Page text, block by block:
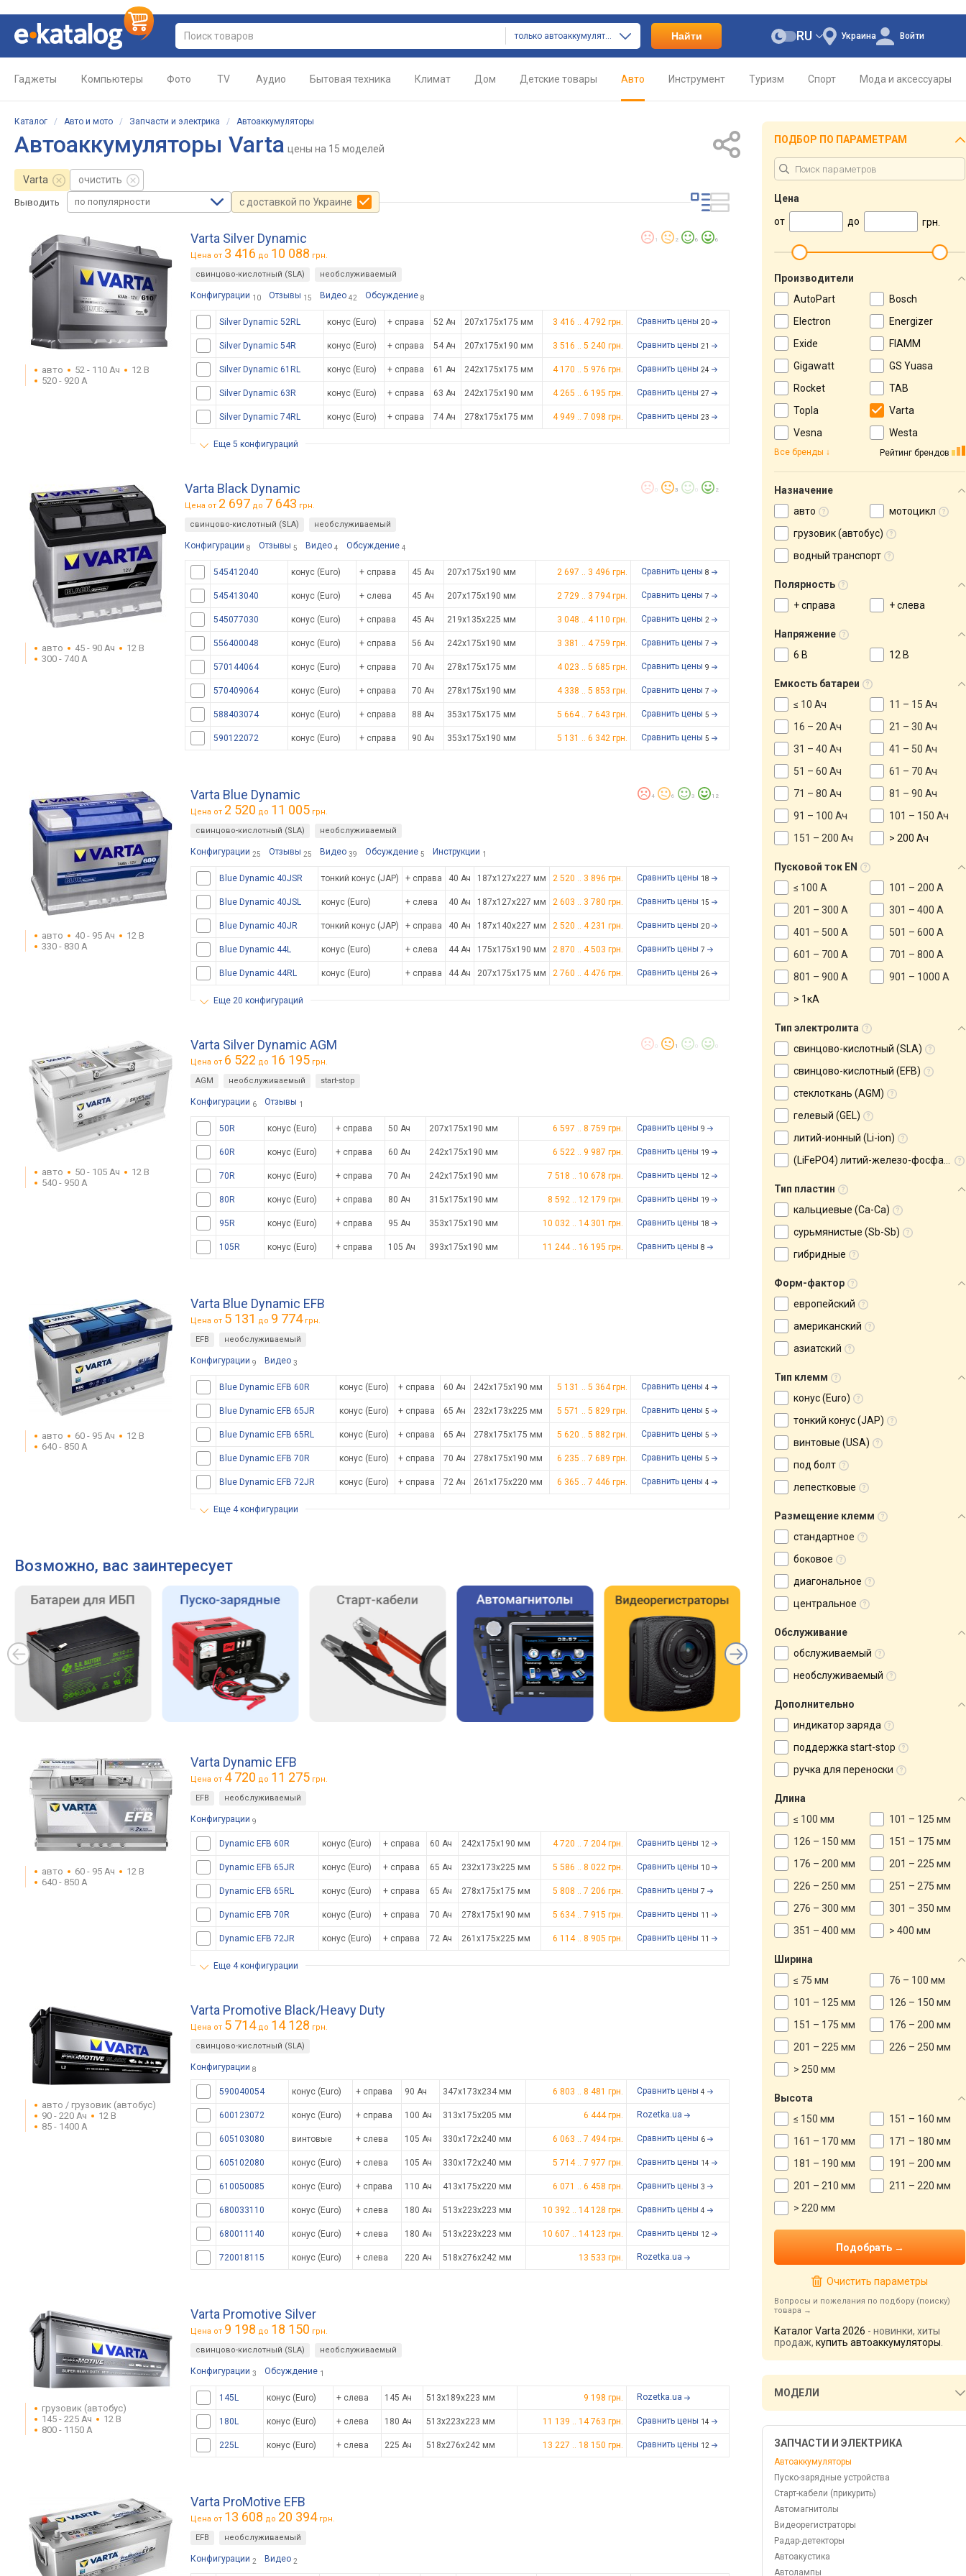
только автоаккумуляторы Найти Украина
RU Войти
Гаджеты Компьютеры Фото TV Аудио Бытовая техника Климат Дом Детские товары Авто Инструмент Туризм Спорт Мода и аксессуары
Каталог / Авто и мото / Запчасти и электрика / Автоаккумуляторы
Автоаккумуляторы Varta цены на 15 моделей
Varta очистить
Выводить по популярности с доставкой по Украине
авто 52 - 110 Ач
12 В
520 - 920 А
Varta Silver Dynamic
Цена от 3 416 до 10 088 грн.
1 2 6 6
свинцово-кислотный (SLA) необслуживаемый
Конфигурации 10 Отзывы 15 Видео 42 Обсуждение 8
Silver Dynamic 52RL конус (Euro) + справа 52 Ач 207x175x175 мм 3 416 .. 4 792 грн. Сравнить цены 20
Silver Dynamic 54R конус (Euro) + справа 54 Ач 207x175x190 мм 3 516 .. 5 240 грн. Сравнить цены 21
Silver Dynamic 61RL конус (Euro) + справа 61 Ач 242x175x175 мм 4 170 .. 5 976 грн. Сравнить цены 24
Silver Dynamic 63R конус (Euro) + справа 63 Ач 242x175x190 мм 4 265 .. 6 195 грн. Сравнить цены 27
Silver Dynamic 74RL конус (Euro) + справа 74 Ач 278x175x175 мм 4 949 .. 7 098 грн. Сравнить цены 23
еще 5 конфигураций
авто 45 - 90 Ач
12 В
300 - 740 А
Varta Black Dynamic
Цена от 2 697 до 7 643 грн.
3 2
свинцово-кислотный (SLA) необслуживаемый
Конфигурации 8 Отзывы 5 Видео 4 Обсуждение 4
545412040 конус (Euro) + справа 45 Ач 207x175x190 мм 2 697 .. 3 496 грн. Сравнить цены 8
545413040 конус (Euro) + слева 45 Ач 207x175x190 мм 2 729 .. 3 794грн. Сравнить цены 7
545077030 конус (Euro) + справа 45 Ач 219x135x225 мм 3 048 .. 4 110 грн. Сравнить цены 2
556400048 конус (Euro) + справа 56 Ач 242x175x190 мм 3 381 .. 4 759 грн. Сравнить цены 7
570144064 конус (Euro) + справа 70 Ач 278x175x175 мм 4 023 .. 5 685 грн. Сравнить цены 9
570409064 конус (Euro) + справа 70 Ач 278x175x190 мм 4 338 .. 5 853 грн. Сравнить цены 7
588403074 конус (Euro) + справа 88 Ач 353x175x175 мм 5 664 .. 7 643 грн. Сравнить цены 5
590122072 конус (Euro) + справа 90 Ач 353x175x190 мм 5 131 .. 6 342 грн. Сравнить цены 5
авто 40 - 95 Ач
12 В
330 - 830 А
Varta Blue Dynamic
Цена от 2 520 до 11 005 грн.
4 6 3 12
свинцово-кислотный (SLA) необслуживаемый
Конфигурации 25 Отзывы 25 Видео 39 Обсуждение 5 Инструкции 1
Blue Dynamic 40JSR тонкий конус (JAP) + справа 40 Ач 187x127x227 мм 2 520 .. 3 896 грн. Сравнить цены 18
Blue Dynamic 40JSL конус (Euro) + слева 40 Ач 187x127x227 мм 2 603 .. 3 780 грн. Сравнить цены 15
Blue Dynamic 40JR тонкий конус (JAP) + справа 40 Ач 187x140x227 мм 2 520 .. 4 231 грн. Сравнить цены 20
Blue Dynamic 44L конус (Euro) + слева 44 Ач 175x175x190 мм 2 870 .. 4 503 грн. Сравнить цены 7
Blue Dynamic 44RL конус (Euro) + справа 44 Ач 207x175x175 мм 2 760 .. 4 476 грн. Сравнить цены 26
еще 20 конфигураций
авто 50 - 105 Ач
12 В
540 - 950 А
Varta Silver Dynamic AGM
Цена от 6 522 до 16 195 грн.
1
AGM необслуживаемый start-stop
Конфигурации 6 Отзывы 1
50R конус (Euro) + справа 50 Ач 207x175x190 мм 6 597 .. 8 759 грн. Сравнить цены 9
60R конус (Euro) + справа 60 Ач 242x175x190 мм 6 522 .. 9 987 грн. Сравнить цены 19
70R конус (Euro) + справа 70 Ач 242x175x190 мм 7 518 .. 10 678 грн. Сравнить цены 12
80R конус (Euro) + справа 80 Ач 315x175x190 мм 8 592 .. 12 179 грн. Сравнить цены 19
95R конус (Euro) + справа 95 Ач 353x175x190 мм 10 032 .. 14 301 грн. Сравнить цены 18
105R конус (Euro) + справа 105 Ач 393x175x190 мм 11 244 .. 16 195 грн. Сравнить цены 8
авто 60 - 95 Ач
12 В
640 - 850 А
Varta Blue Dynamic EFB
Цена от 5 131 до 9 774грн.
EFB
необслуживаемый
Конфигурации 9 Видео 3
Blue Dynamic EFB 60R конус (Euro) + справа 60 Ач 242x175x190 мм 5 131 .. 5 364грн. Сравнить цены 4
Blue Dynamic EFB 65JR конус (Euro) + справа 65 Ач 232x173x225 мм 5 571 .. 5 829 грн. Сравнить цены 5
Blue Dynamic EFB 65RL конус (Euro) + справа 65 Ач 278x175x175 мм 5 620 .. 5 882 грн. Сравнить цены 5
Blue Dynamic EFB 70R конус (Euro) + справа 70 Ач 278x175x190 мм 6 235 .. 7 689 грн. Сравнить цены 5
Blue Dynamic EFB 72JR конус (Euro) + справа 72 Ач 261x175x220 мм 6 365 .. 7 446 грн. Сравнить цены 4
еще 4 конфигурации
Возможно, вас заинтересует
авто 60 - 95 Ач
12 В
640 - 850 А
Varta Dynamic EFB
Цена от 4 720 до 11 275 грн.
EFB
необслуживаемый
Конфигурации 9
Dynamic EFB 60R конус (Euro) + справа 60 Ач 242x175x190 мм 4 720 .. 7 204грн. Сравнить цены 12
Dynamic EFB 65JR конус (Euro) + справа 65 Ач 232x173x225 мм 5 586 .. 8 022 грн. Сравнить цены 10
Dynamic EFB 65RL конус (Euro) + справа 65 Ач 278x175x175 мм 5 808 .. 7 206 грн. Сравнить цены 7
Dynamic EFB 70R конус (Euro) + справа 70 Ач 278x175x190 мм 5 634 .. 7 915 грн. Сравнить цены 11
Dynamic EFB 72JR конус (Euro) + справа 72 Ач 261x175x225 мм 6 114 .. 8 905 грн. Сравнить цены 11
еще 4 конфигурации
авто / грузовик (автобус)
90 - 220 Ач
12 В
85 - 1400 А
Varta Promotive Black/Heavy Duty
Цена от 5 714до 14 128 грн.
свинцово-кислотный (SLA)
Конфигурации 8
590040054 конус (Euro) + справа 90 Ач 347x173x234 мм 6 803 .. 8 481 грн. Сравнить цены 4
600123072 конус (Euro) + справа 100 Ач 313x175x205 мм 6 444 грн. Rozetka.ua
605103080 винтовые + слева 105 Ач 330x172x240 мм 6 063 .. 7 494грн. Сравнить цены 6
605102080 конус (Euro) + слева 105 Ач 330x172x240 мм 5 714 .. 7 977 грн. Сравнить цены 14
610050085 конус (Euro) + справа 110 Ач 413x175x220 мм 6 071 .. 6 458 грн. Сравнить цены 3
680033110 конус (Euro) + слева 180 Ач 513x223x223 мм 10 392 .. 14 128 грн. Сравнить цены 4
680011140 конус (Euro) + слева 180 Ач 513x223x223 мм 10 607 .. 14 123 грн. Сравнить цены 12
720018115 конус (Euro) + слева 220 Ач 518x276x242 мм 13 533 грн. Rozetka.ua
грузовик (автобус)
145 - 225 Ач
12 В
800 - 1150 А
Varta Promotive Silver
Цена от 9 198 до 18 150 грн.
свинцово-кислотный (SLA)
необслуживаемый
Конфигурации 3 Обсуждение 1
145L конус (Euro) + слева 145 Ач 513x189x223 мм 9 198 грн. Rozetka.ua
180L конус (Euro) + слева 180 Ач 513x223x223 мм 11 139 .. 14 763 грн. Сравнить цены 14
225L конус (Euro) + слева 225 Ач 518x276x242 мм 13 227 .. 18 150 грн. Сравнить цены 12
Varta ProMotive EFB
Цена от 13 608 до 20 394грн.
EFB
необслуживаемый
Конфигурации 2 Видео 2
ПОДБОР ПО ПАРАМЕТРАМ
Цена
от
до грн.
Производители
AutoPart
Bosch
Electron
Energizer
Exide
FIAMM
Gigawatt
GS Yuasa
Rocket
TAB
Topla
Varta
Vesna
Westa
Рейтинг брендов
Все бренды
Назначение
авто
мотоцикл
грузовик (автобус)
водный транспорт
Полярность
+ справа
+ слева
Напряжение
6 В
12 В
Емкость батареи
≤ 10 Ач
11 – 15 Ач
16 – 20 Ач
21 – 30 Ач
31 – 40 Ач
41 – 50 Ач
51 – 60 Ач
61 – 70 Ач
71 – 80 Ач
81 – 90 Ач
91 – 100 Ач
101 – 150 Ач
151 – 200 Ач
> 200 Ач
Пусковой ток EN
≤ 100 А
101 – 200 А
201 – 300 А
301 – 400 А
401 – 500 А
501 – 600 А
601 – 700 А
701 – 800 А
801 – 900 А
901 – 1000 А
> 1кА
Тип электролита
свинцово-кислотный (SLA)
свинцово-кислотный (EFB)
стеклоткань (AGM)
гелевый (GEL)
литий-ионный (Li-ion)
(LiFePO4) литий-железо-фосфатный
Тип пластин
кальциевые (Ca-Ca)
сурьмянистые (Sb-Sb)
гибридные
Форм-фактор
европейский
американский
азиатский
Тип клемм
конус (Euro)
тонкий конус (JAP)
винтовые (USA)
под болт
лепестковые
Размещение клемм
стандартное
боковое
диагональное
центральное
Обслуживание
обслуживаемый
необслуживаемый
Дополнительно
индикатор заряда
поддержка start-stop
ручка для переноски
Длина
≤ 100 мм
101 – 125 мм
126 – 150 мм
151 – 175 мм
176 – 200 мм
201 – 225 мм
226 – 250 мм
251 – 275 мм
276 – 300 мм
301 – 350 мм
351 – 400 мм
> 400 мм
Ширина
≤ 75 мм
76 – 100 мм
101 – 125 мм
126 – 150 мм
151 – 175 мм
176 – 200 мм
201 – 225 мм
226 – 250 мм
> 250 мм
Высота
≤ 150 мм
151 – 160 мм
161 – 170 мм
171 – 180 мм
181 – 190 мм
191 – 200 мм
201 – 210 мм
211 – 220 мм
> 220 мм
Очистить параметры
Вопросы и пожелания по подбору (поиску)
товара
Каталог Varta 2026 - новинки, хиты
продаж, купить автоаккумуляторы
МОДЕЛИ
ЗАПЧАСТИ И ЭЛЕКТРИКА
Автоаккумуляторы
Пуско-зарядные устройства
Старт-кабели (прикурить)
Автомагнитолы
Видеорегистраторы
Радар-детекторы
Автоакустика
Автолампы